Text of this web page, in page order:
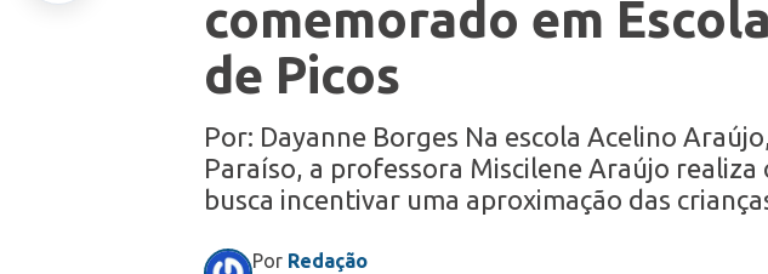
comemorado em
de Picos
Por: Dayanne Borges Na escola Acelino
Paraíso, a professora Miscilene Araújo
busca incentivar uma aproximação das
Por Redação